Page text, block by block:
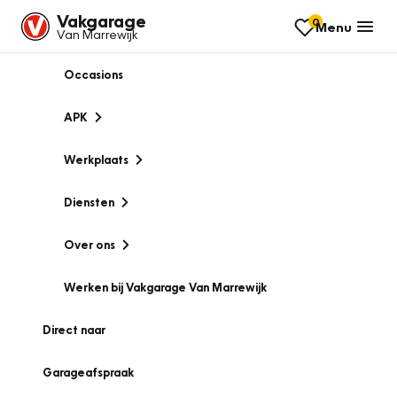
Vakgarage
Van Marrewijk
0Menu
Occasions
APK
Werkplaats
Diensten
Over ons
Werken bij Vakgarage Van Marrewijk
Direct naar
Garageafspraak